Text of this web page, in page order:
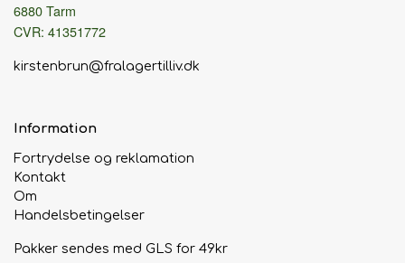
6880 Tarm
CVR: 41351772
kirstenbrun@fralagertilliv.dk
Information
Fortrydelse og reklamation
Kontakt
Om
Handelsbetingelser
Pakker sendes med GLS for 49kr